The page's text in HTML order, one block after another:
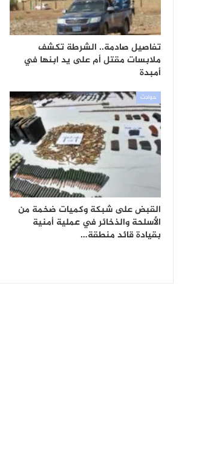
تفاصيل صادمة.. الشرطة تكشف
ملابسات مقتل أم على يد ابنها في
أمبدة
حوادث
القبض على شبكة وكميات ضخمة من
الأسلحة والذخائر في عملية أمنية
بقيادة قائد منطقة…